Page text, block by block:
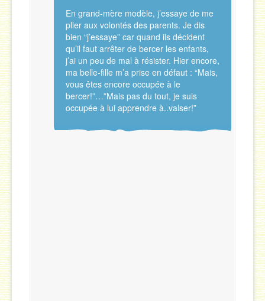
En grand-mère modèle, j’essaye de me
plier aux volontés des parents. Je dis
bien “j’essaye” car quand ils décident
qu’il faut arrêter de bercer les enfants,
j’ai un peu de mal à résister. Hier encore,
ma belle-fille m’a prise en défaut : “Mais,
vous êtes encore occupée à le
bercer!”…”Mais pas du tout, je suis
occupée à lui apprendre à..valser!”